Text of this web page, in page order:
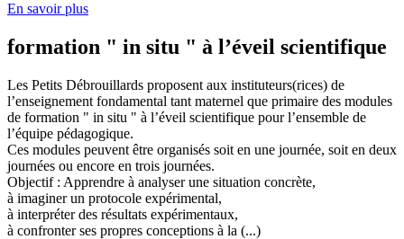
En savoir plus
formation " in situ " à l’éveil scientifique
Les Petits Débrouillards proposent aux instituteurs(rices) de
l’enseignement fondamental tant maternel que primaire des modules
de formation " in situ " à l’éveil scientifique pour l’ensemble de
l’équipe pédagogique.
Ces modules peuvent être organisés soit en une journée, soit en deux
journées ou encore en trois journées.
Objectif : Apprendre à analyser une situation concrète,
à imaginer un protocole expérimental,
à interpréter des résultats expérimentaux,
à confronter ses propres conceptions à la (...)